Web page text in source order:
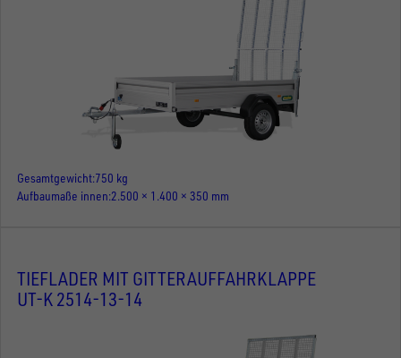
Gesamtgewicht 750 kg
Aufbaumaße innen 2.500 × 1.400 × 350 mm
TIEFLADER MIT GITTERAUFFAHRKLAPPE
UT-K 2514-13-14